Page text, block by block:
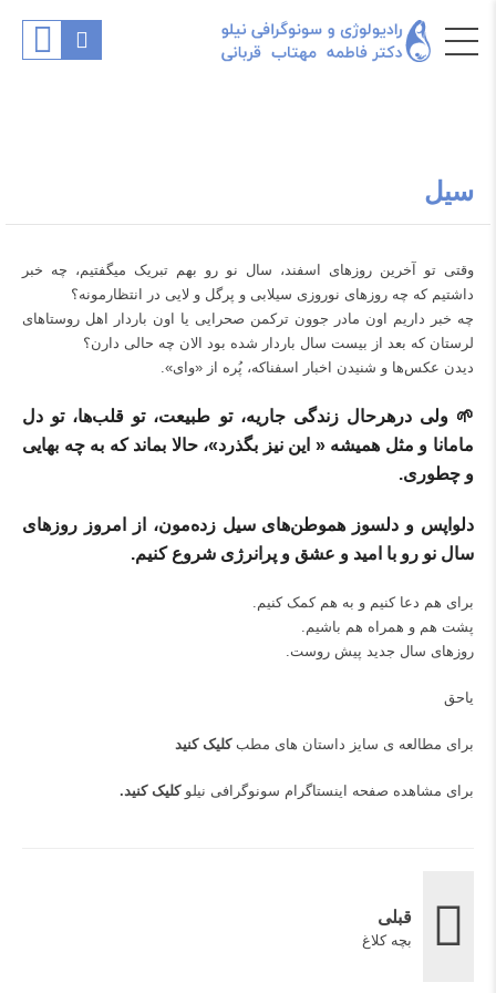
سیل
وقتی تو آخرین روزهای اسفند، سال نو رو بهم تبریک میگفتیم، چه خبر
داشتیم که چه روزهای نوروزی سیلابی و پرگل و لایی در انتظارمونه؟
چه خبر داریم اون مادر جوون ترکمن صحرایی یا اون باردار اهل روستاهای
لرستان که بعد از بیست سال باردار شده بود الان چه حالی دارن؟
دیدن عکس‌ها و شنیدن اخبار اسفناکه، پُره از «وای». ‌
🌱 ولی درهرحال زندگی جاریه، تو طبیعت، تو قلب‌ها، تو دل
مامانا و مثل همیشه « این نیز بگذرد»، حالا بماند که به چه بهایی
و چطوری.
دلواپس و دلسوز هموطن‌های سیل زده‌مون، از امروز روزهای
سال نو رو با امید و عشق و پرانرژی شروع کنیم.
برای هم دعا کنیم و به هم کمک کنیم.
پشت هم و همراه هم باشیم.
روزهای سال جدید پیش روست.
یاحق
برای مطالعه ی سایز داستان های مطب کلیک کنید
برای مشاهده صفحه اینستاگرام سونوگرافی نیلوکلیک کنید.
قبلی
بچه کلاغ